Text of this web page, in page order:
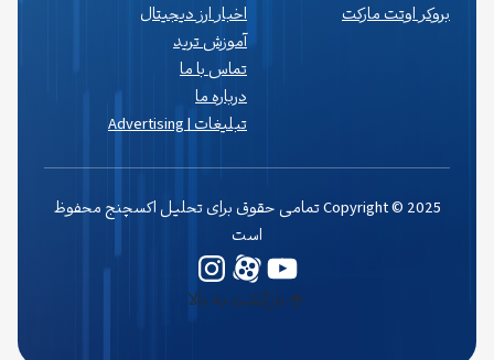
بروکر اوتت مارکت
اخبار ارز دیجیتال
آموزش ترید
تماس با ما
درباره ما
تبلیغات | Advertising
یوتیوبوردپرس
Copyright © 2025 تمامی حقوق برای تحلیل اکسچنج محفوظ
است
بازگشت به بالا